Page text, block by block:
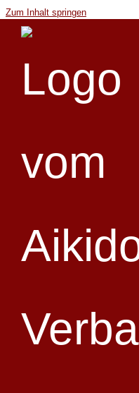
Zum Inhalt springen
Landes-Kyu-
Danvorbereitungs-